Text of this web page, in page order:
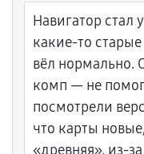
Навигатор стал
какие‑то
вёл нормально.
комп — не
посмотрели
что карты
«древняя»,